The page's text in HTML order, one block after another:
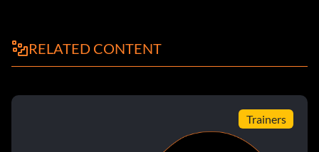
RELATED CONTENT
Trainers